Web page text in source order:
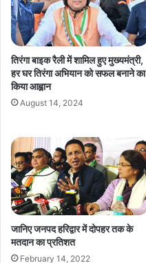
तिरंगा बाइक रैली में शामिल हुए मुख्यमंत्री,
हर घर तिरंगा अभियान को सफल बनाने का
किया आह्वान
August 14, 2024
जानिए जनपद हरिद्वार में दोपहर तक के
मतदान का प्रतिशत
February 14, 2022